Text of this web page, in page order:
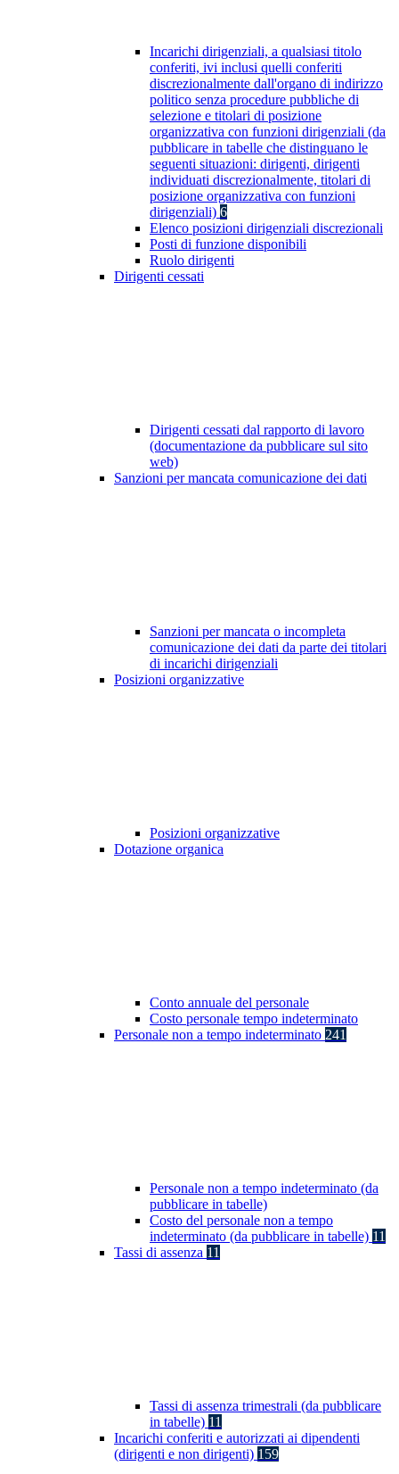
Incarichi dirigenziali, a qualsiasi titolo
conferiti, ivi inclusi quelli conferiti
discrezionalmente dall'organo di indirizzo
politico senza procedure pubbliche di
selezione e titolari di posizione
organizzativa con funzioni dirigenziali (da
pubblicare in tabelle che distinguano le
seguenti situazioni: dirigenti, dirigenti
individuati discrezionalmente, titolari di
posizione organizzativa con funzioni
dirigenziali) 6
Elenco posizioni dirigenziali discrezionali
Posti di funzione disponibili
Ruolo dirigenti
Dirigenti cessati
Dirigenti cessati dal rapporto di lavoro
(documentazione da pubblicare sul sito
web)
Sanzioni per mancata comunicazione dei dati
Sanzioni per mancata o incompleta
comunicazione dei dati da parte dei titolari
di incarichi dirigenziali
Posizioni organizzative
Posizioni organizzative
Dotazione organica
Conto annuale del personale
Costo personale tempo indeterminato
Personale non a tempo indeterminato 241
Personale non a tempo indeterminato (da
pubblicare in tabelle)
Costo del personale non a tempo
indeterminato (da pubblicare in tabelle) 11
Tassi di assenza 11
Tassi di assenza trimestrali (da pubblicare
in tabelle) 11
Incarichi conferiti e autorizzati ai dipendenti
(dirigenti e non dirigenti) 159